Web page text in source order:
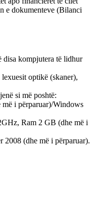
e dokumenteve (Bilanci
disa kompjutera të lidhur
optikë (skaner),
si më poshtë:
i përparuar)/Windows
Ram 2 GB (dhe më i
2008 (dhe më i përparuar).